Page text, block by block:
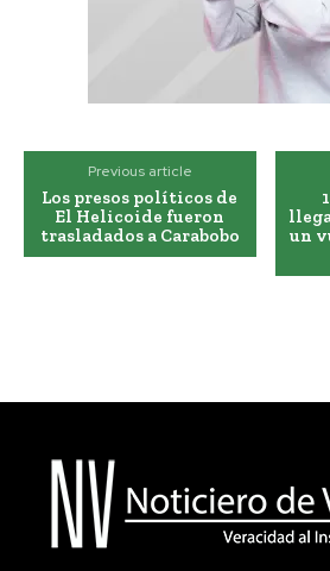
Previous article
Los presos políticos de
El Helicoide fueron
trasladados a Carabobo
un